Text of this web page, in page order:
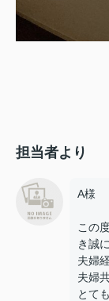
担当者より
A様
この
き誠
夫婦
夫婦
とて